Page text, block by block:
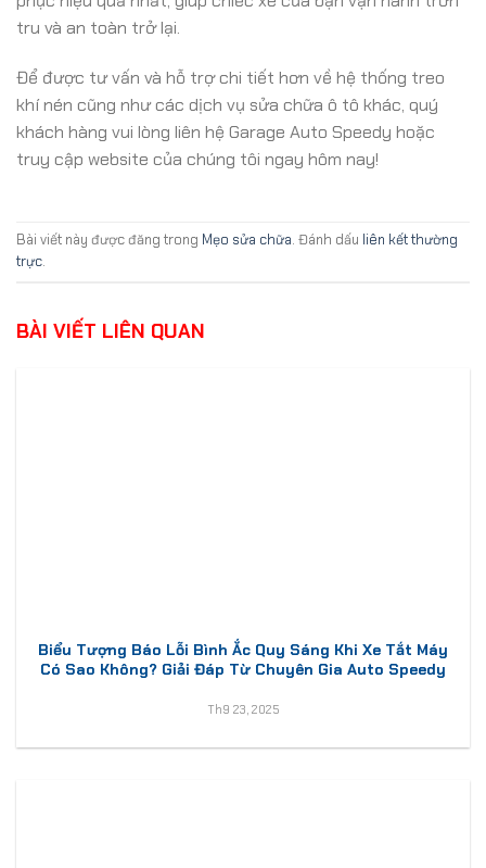
tru và an toàn trở lại.
Để được tư vấn và hỗ trợ chi tiết hơn về hệ thống treo
khí nén cũng như các dịch vụ sửa chữa ô tô khác, quý
khách hàng vui lòng liên hệ Garage Auto Speedy hoặc
truy cập website của chúng tôi ngay hôm nay!
Bài viết này được đăng trong Mẹo sửa chữa. Đánh dấu liên kết thường
trực.
BÀI VIẾT LIÊN QUAN
Biểu Tượng Báo Lỗi Bình Ắc Quy Sáng Khi Xe Tắt Máy
Có Sao Không? Giải Đáp Từ Chuyên Gia Auto Speedy
Th9 23, 2025